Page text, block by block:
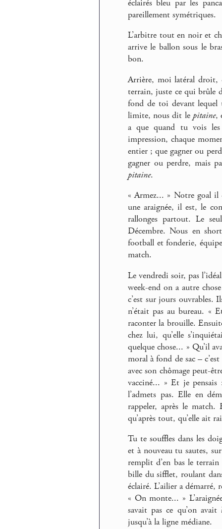
éclairés bleu par les
pareillement symétriques.
L’arbitre tout en noir et
arrive le ballon sous le
bon.
Arrière, moi latéral droit,
terrain, juste ce qui brûle
fond de toi devant lequel
limite, nous dit le pitaine,
a que quand tu vois
impression, chaque
entier ; que gagner ou
gagner ou perdre, mais
pitaine.
« Armez... » Notre goal
une araignée, il est, le
rallonges partout. Le
Décembre. Nous en
football et fonderie,
match.
Le vendredi soir, pas
week-end on a autre
c’est sur jours ouvrables.
n’était pas au bureau. «
raconter la brouille.
chez lui, qu’elle
quelque chose... » Qu’il
moral à fond de sac –
avec son chômage peut-
vacciné... » Et je
l’admets pas. Elle en
rappeler, après le match.
qu’après tout, qu’elle ait
Tu te souffles dans les
et à nouveau tu sautes,
remplit d’en bas le
bille du sifflet, roulant
éclairé. L’ailier a démarré,
« On monte... »
savait pas ce qu’on
jusqu’à la ligne médiane.